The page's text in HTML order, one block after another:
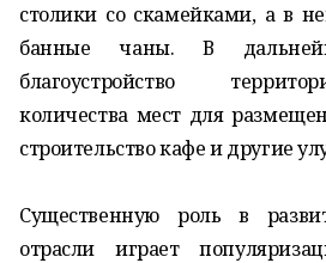
столики со скамейками, а в
банные чаны. В
благоустройство
количества мест для
строительство кафе и другие
Существенную роль в
отрасли играет